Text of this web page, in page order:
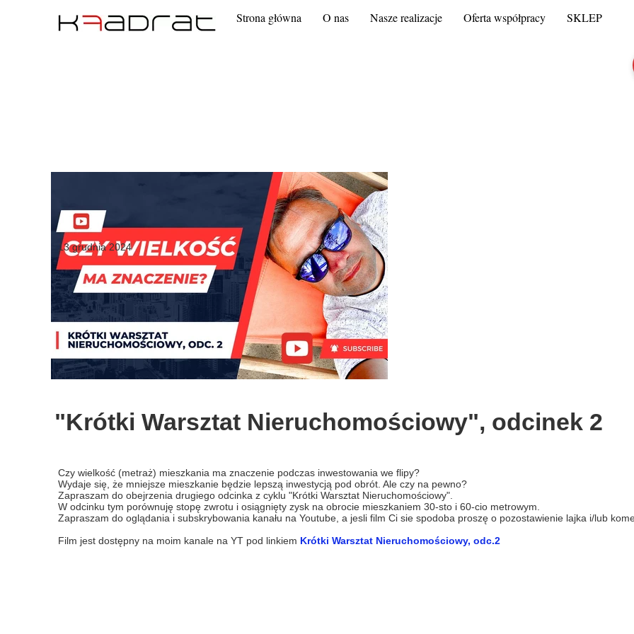
13 grudnia 2024
Strona główna O nas Nasze realizacje Oferta współpracy SKLEP
"Krótki Warsztat Nieruchomościowy", odcinek 2
Czy wielkość (metraż) mieszkania ma znaczenie podczas inwestowania we flipy?
Wydaje się, że mniejsze mieszkanie będzie lepszą inwestycją pod obrót. Ale czy na pewno?
Zapraszam do obejrzenia drugiego odcinka z cyklu "Krótki Warsztat Nieruchomościowy".
W odcinku tym porównuję stopę zwrotu i osiągnięty zysk na obrocie mieszkaniem 30-sto i 60-cio metrowym.
Zapraszam do oglądania i subskrybowania kanału na Youtube, a jesli film Ci sie spodoba proszę o pozostawienie lajka i/lub
Film jest dostępny na moim kanale na YT pod linkiem Krótki Warsztat Nieruchomościowy, odc.2